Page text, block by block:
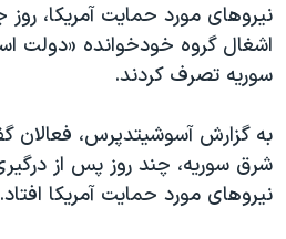
آرشیو پخش زنده
مجموعه مستندهای دادخواهی
تریبونال مردمی آبان ۹۸
چهل سال گروگان‌گیری
قانون شفافیت دارائی کادر رهبری
نیروهای مورد حمایت آمریکا،
اشغال گروه خودخوانده «دولت
سوریه تصرف کردند.
به گزارش آسوشیتدپرس، فعالان
شرق سوریه، چند روز پس از
نیروهای مورد حمایت آمریکا افتاد.